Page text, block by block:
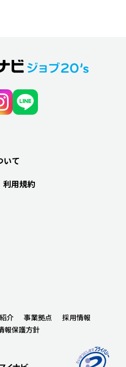
いて
利用規約
介 事業拠点
採用情報
報保護方針